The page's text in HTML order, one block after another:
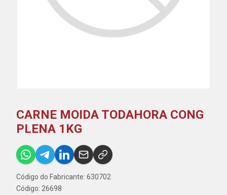
CARNE MOIDA TODAHORA CONG
PLENA 1KG
Código do Fabricante: 630702
Código: 26698